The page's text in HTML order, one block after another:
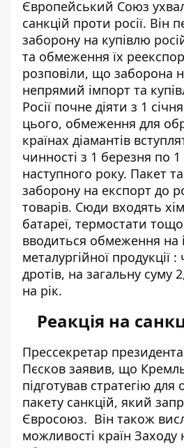
Європейський Союз
санкцій проти росії. Він
заборону на купівлю
та обмеження їх
розповіли, що заборона
непрямий імпорт та
Росії почне діяти з 1
цього, обмеження для
країнах діамантів
чинності з 1 березня по
наступного року. Пакет
заборону на експорт до
товарів. Сюди входять
батареї, термостати
вводиться обмеження на
металургійної продукції
дротів, на загальну суму
на рік.
Реакція на
Прессекретар
Пєсков заявив, що
підготував стратегію для
пакету санкцій, який
Євросоюз. Він також
можливості країн Заходу